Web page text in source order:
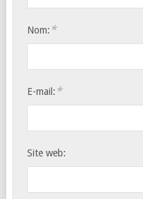
Nom: *
E-mail: *
Site web: